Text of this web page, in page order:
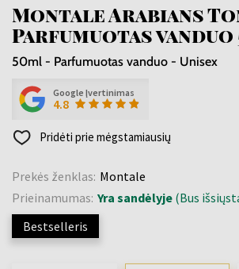
Montale Arabians
Parfumuotas vanduo
50ml - Parfumuotas vanduo - Unisex
Google Įvertinimas
4.8
Pridėti prie mėgstamiausių
Prekės ženklas: Montale
Prieinamumas: Yra sandėlyje (Bus
Bestselleris